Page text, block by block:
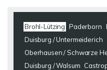
Brohl-Lützing Paderborn
Duisburg / Untermeiderich
Oberhausen / Schwarze
Duisburg / Walsum